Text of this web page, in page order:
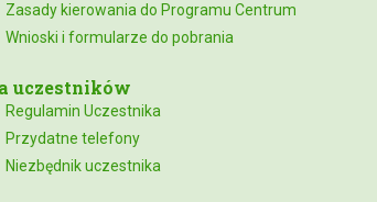
Zasady kierowania do Programu Centrum
Wnioski i formularze do pobrania
uczestników
Regulamin Uczestnika
Przydatne telefony
Niezbędnik uczestnika